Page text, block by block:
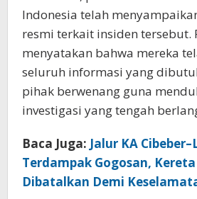
Indonesia telah
resmi terkait insiden tersebut.
menyatakan bahwa mereka
seluruh informasi yang
pihak berwenang guna
investigasi yang tengah
Baca Juga: Jalur KA
Terdampak Gogosan,
Dibatalkan Demi